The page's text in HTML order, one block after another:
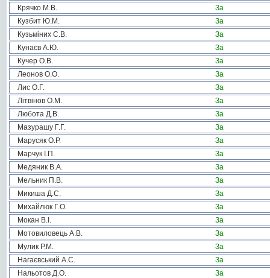
Крячко М.В.
За
Кузбит Ю.М.
За
Кузьміних С.В.
За
Кунаєв А.Ю.
За
Кучер О.В.
За
Леонов О.О.
За
Лис О.Г.
За
Літвінов О.М.
За
Любота Д.В.
За
Мазурашу Г.Г.
За
Марусяк О.Р.
За
Марчук І.П.
За
Медяник В.А.
За
Мельник П.В.
За
Микиша Д.С.
За
Михайлюк Г.О.
За
Мокан В.І.
За
Мотовиловець А.В.
За
Мулик Р.М.
За
Нагаєвський А.С.
За
Нальотов Д.О.
За